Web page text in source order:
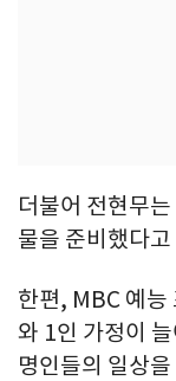
더불어 전현무
물을 준비했다
한편, MBC 예능
와 1인 가정이
명인들의 일상